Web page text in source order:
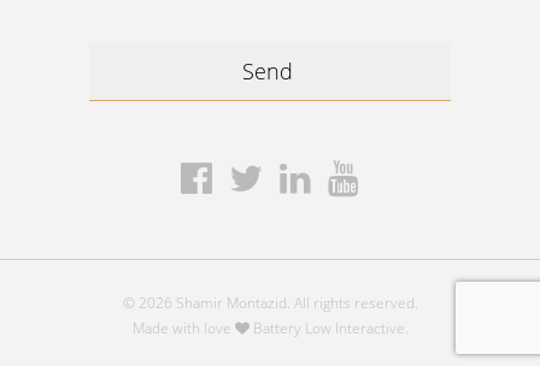
© 2026 Shamir Montazid. All rights reserved.
Made with love
Battery Low Interactive.